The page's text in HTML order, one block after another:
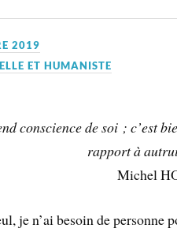
2019
ET HUMANISTE
conscience de soi ; c’est
rapport à
Michel
je n’ai besoin de personne